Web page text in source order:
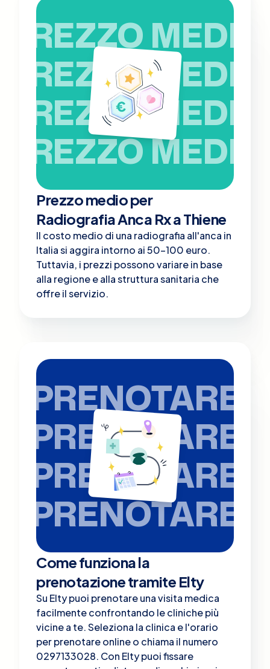
PREZZO MEDIO
PREZZO MEDIO
PREZZO MEDIO
PREZZO MEDIO
Prezzo medio per
Radiografia Anca Rx a Thiene
Il costo medio di una radiografia all'anca in
Italia si aggira intorno ai 50-100 euro.
Tuttavia, i prezzi possono variare in base
alla regione e alla struttura sanitaria che
offre il servizio.
PRENOTARE
PRENOTARE
PRENOTARE
PRENOTARE
Come funziona la
prenotazione tramite Elty
Su Elty puoi prenotare una visita medica
facilmente confrontando le cliniche più
vicine a te. Seleziona la clinica e l'orario
per prenotare online o chiama il numero
0297133028. Con Elty puoi fissare